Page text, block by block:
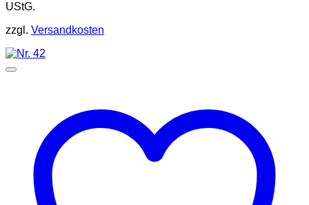
UStG.
zzgl. Versandkosten